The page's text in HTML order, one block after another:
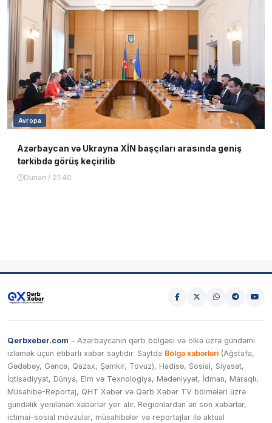
Avropa
Azərbaycan və Ukrayna XİN başçıları arasında geniş
tərkibdə görüş keçirilib
Dünən / 21:40
Qerbxeber.com – Azərbaycanın qərb bölgəsi və ölkə üzrə gündəmi
izləmək üçün etibarlı xəbər saytıdır. Saytda Bölgə xəbərləri (Ağstafa,
Gədəbəy, Gəncə, Qazax, Şəmkir, Tovuz), Hadisə, Sosial, Siyasət,
İqtisadiyyat, Dünya, Elm və Texnologiya, Mədəniyyət, İdman, Maraqlı,
Müsahibə-Reportaj, QHT Xəbər və Qərb Xəbər TV bölmələri üzrə
gündəlik yenilənən xəbərlər yer alır. Regionlardan ən son xəbərlər,
ictimai-sosial mövzular, müsahibələr və reportajlar ilə aktual